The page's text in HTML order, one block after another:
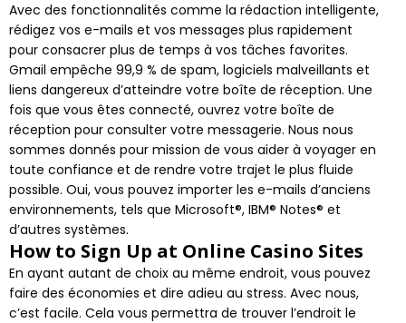
Avec des fonctionnalités comme la rédaction intelligente,
rédigez vos e-mails et vos messages plus rapidement
pour consacrer plus de temps à vos tâches favorites.
Gmail empêche 99,9 % de spam, logiciels malveillants et
liens dangereux d’atteindre votre boîte de réception. Une
fois que vous êtes connecté, ouvrez votre boîte de
réception pour consulter votre messagerie. Nous nous
sommes donnés pour mission de vous aider à voyager en
toute confiance et de rendre votre trajet le plus fluide
possible. Oui, vous pouvez importer les e-mails d’anciens
environnements, tels que Microsoft®, IBM® Notes® et
d’autres systèmes.
How to Sign Up at Online Casino Sites
En ayant autant de choix au même endroit, vous pouvez
faire des économies et dire adieu au stress. Avec nous,
c’est facile. Cela vous permettra de trouver l’endroit le